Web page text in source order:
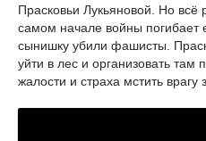
Прасковьи Лукьяновой. Но всё
самом начале войны погибает
сынишку убили фашисты.
уйти в лес и организовать там
жалости и страха мстить